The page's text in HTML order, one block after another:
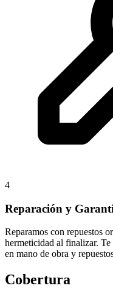
4
Reparación y
Reparamos con repuestos
hermeticidad al finalizar. Te
en mano de obra y
Cobertura